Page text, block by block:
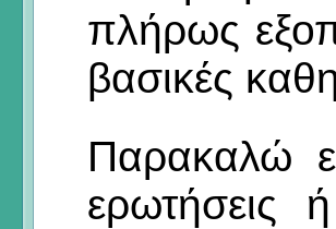
πλήρως
βασικές
Παρακαλώ
ερωτήσεις